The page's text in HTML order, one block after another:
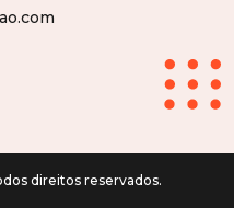
direitos reservados.